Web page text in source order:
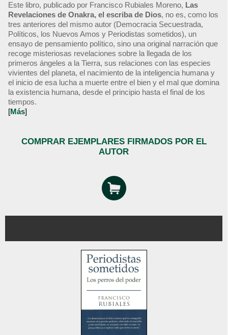
Este libro, publicado por Francisco Rubiales Moreno, Las
Revelaciones de Onakra, el escriba de Dios, no es, como los
tres anteriores del mismo autor (Democracia Secuestrada,
Políticos, los Nuevos Amos y Periodistas sometidos), un
ensayo de pensamiento político, sino una original narración que
recoge misteriosas revelaciones sobre la llegada de los
primeros ángeles a la Tierra, sus relaciones con las especies
vivientes del planeta, el nacimiento de la inteligencia humana y
el inicio de esa lucha a muerte entre el bien y el mal que domina
la existencia humana, desde el principio hasta el final de los
tiempos.
[Más]
COMPRAR EJEMPLARES FIRMADOS POR EL
AUTOR